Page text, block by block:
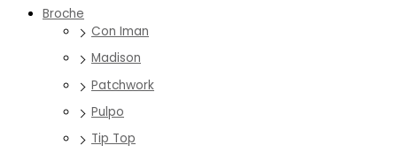
Broche
Con Iman
Madison
Patchwork
Pulpo
Tip Top